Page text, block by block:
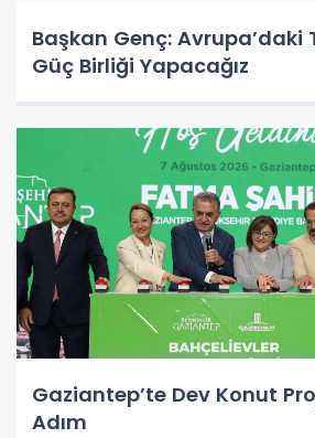
Başkan Genç:
Güç Birliği Yapacağız
Gaziantep’te Dev Konut
Adım